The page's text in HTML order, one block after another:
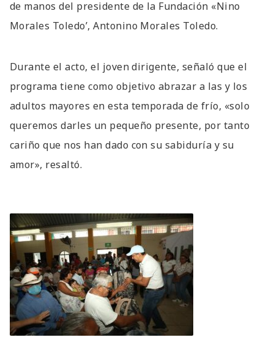
de manos del presidente de la Fundación «Nino
Morales Toledo’, Antonino Morales Toledo.
Durante el acto, el joven dirigente, señaló que el
programa tiene como objetivo abrazar a las y los
adultos mayores en esta temporada de frío, «solo
queremos darles un pequeño presente, por tanto
cariño que nos han dado con su sabiduría y su
amor», resaltó.